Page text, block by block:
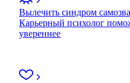
Вылечить синдром
Карьерный психолог
увереннее